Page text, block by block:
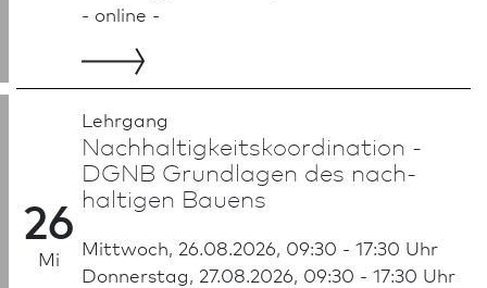
- online -
26
Mi
Lehrgang
Nachhaltigkeits­koordination -
DGNB Grundlagen des nach­
haltigen Bauens
Mittwoch, 26.08.2026, 09:30 - 17:30 Uhr
Donnerstag, 27.08.2026, 09:30 - 17:30 Uhr